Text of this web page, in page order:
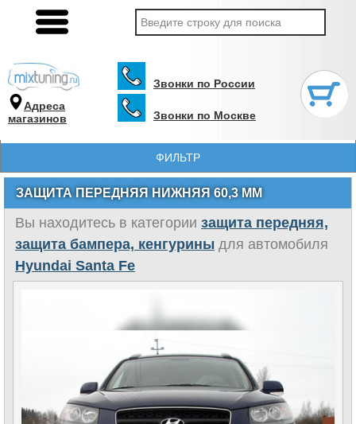
Адреса
магазинов
Звонки по России
Звонки по Москве
ФИЛЬТР
ЗАЩИТА ПЕРЕДНЯЯ НИЖНЯЯ 60,3 ММ
Вы находитесь в категории защита передняя,
защита бампера, кенгурины для автомобиля
Hyundai Santa Fe